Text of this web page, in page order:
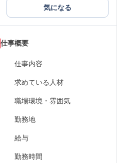
気になる
仕事概要
仕事内容
求めている人材
職場環境・雰囲気
勤務地
給与
勤務時間